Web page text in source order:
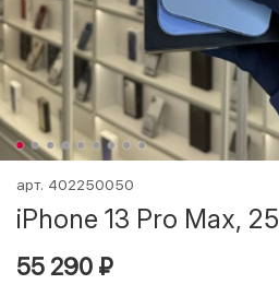
арт. 402250050
iPhone 13 Pro Max,
55 290 ₽